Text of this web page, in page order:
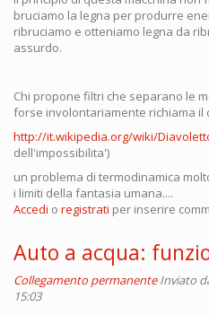
bruciamo la legna per produrre
ribruciamo e otteniamo legna da
assurdo.
Chi propone filtri che separano le
forse involontariamente richiama il
http://it.wikipedia.org/wiki/
dell'impossibilita')
un problema di termodinamica
i limiti della fantasia umana....
Accedi o registrati per inserire
Auto a acqua:
Collegamento permanente Inviato
15:03